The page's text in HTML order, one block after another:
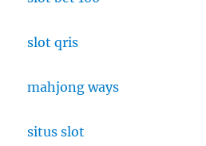
slot qris
mahjong ways
situs slot